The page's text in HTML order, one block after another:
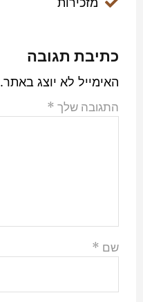
כתיבת תגובה
האימייל לא יוצג באתר.
התגובה שלך *
שם *